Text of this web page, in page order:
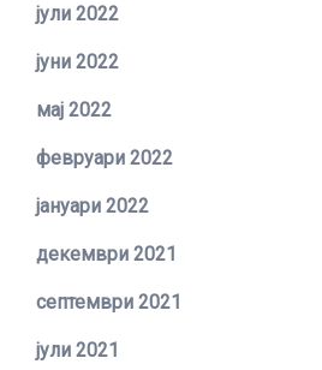
јули 2022
јуни 2022
мај 2022
февруари 2022
јануари 2022
декември 2021
септември 2021
јули 2021